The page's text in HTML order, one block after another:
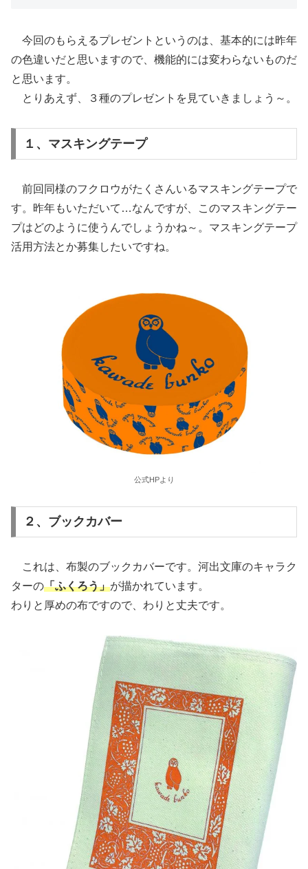
今回のもらえるプレゼントというのは、基本的には昨年
の色違いだと思いますので、機能的には変わらないものだ
と思います。
とりあえず、３種のプレゼントを見ていきましょう～。
１、マスキングテープ
前回同様のフクロウがたくさんいるマスキングテープで
す。昨年もいただいて…なんですが、このマスキングテー
プはどのように使うんでしょうかね～。マスキングテープ
活用方法とか募集したいですね。
公式HPより
２、ブックカバー
これは、布製のブックカバーです。河出文庫のキャラク
ターの「ふくろう」が描かれています。
わりと厚めの布ですので、わりと丈夫です。